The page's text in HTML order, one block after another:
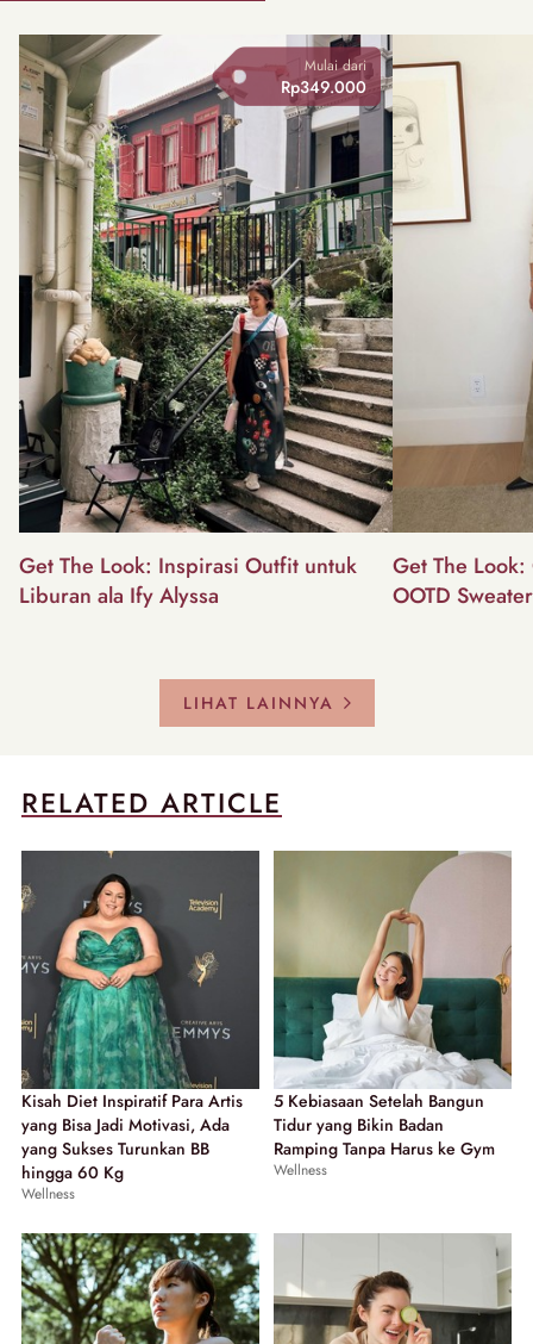
Mulai dari
Rp349.000
Get The Look: Inspirasi Outfit untuk
Liburan ala Ify Alyssa
Get The
OOTD
LIHAT LAINNYA
RELATED ARTICLE
Kisah Diet Inspiratif Para Artis
yang Bisa Jadi Motivasi, Ada
yang Sukses Turunkan BB
hingga 60 Kg
Wellness
5 Kebiasaan Setelah Bangun
Tidur yang Bikin Badan
Ramping Tanpa Harus ke Gym
Wellness